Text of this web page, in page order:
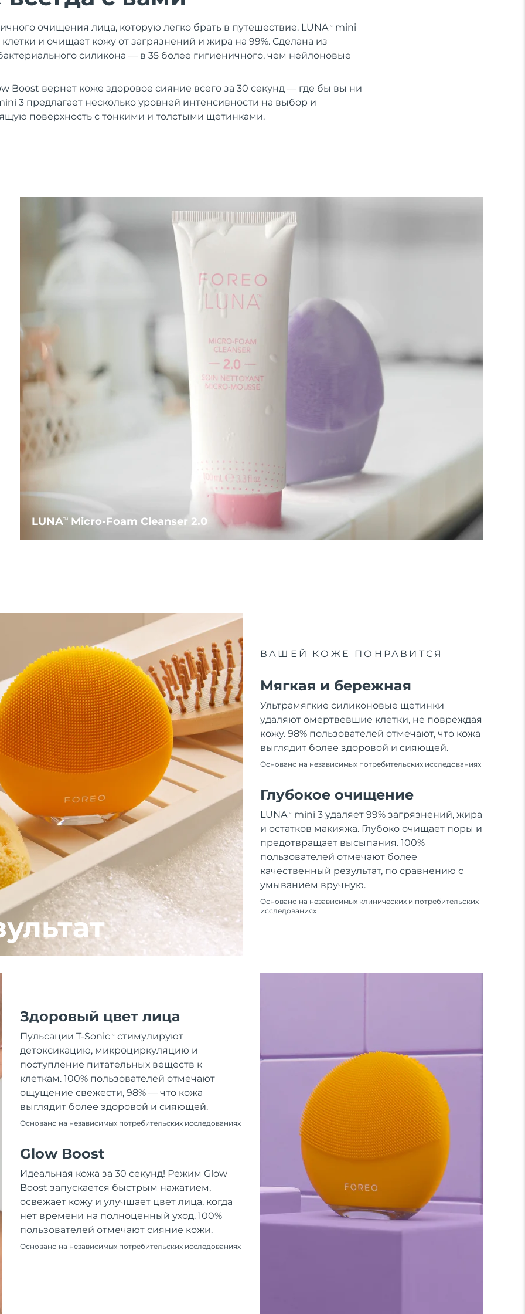
очищения лица, которую легко брать в путешествие. LUNATM
mini
и очищает кожу от загрязнений и жира на 99%. Сделана из
силикона — в 35 более гигиеничного, чем нейлоновые
Boost вернет коже здоровое сияние всего за 30 секунд — где бы вы ни
3 предлагает несколько уровней интенсивности на выбор и
поверхность с тонкими и толстыми щетинками.
LUNATMMicro-Foam Cleanser 2.0
ВАШЕЙ КОЖЕ ПОНРАВИТСЯ
Мягкая и бережная
Ультрамягкие силиконовые щетинки
удаляют омертвевшие клетки, не повреждая
кожу. 98% пользователей отмечают, что кожа
выглядит более здоровой и сияющей.
Основано на независимых потребительских исследованиях
Глубокое очищение
LUNATM
mini 3 удаляет 99% загрязнений, жира
и остатков макияжа. Глубоко очищает поры и
предотвращает высыпания. 100%
пользователей отмечают более
качественный результат, по сравнению с
умыванием вручную.
Основано на независимых клинических и потребительских
исследованиях
Здоровый цвет лица
Пульсации T-SonicTM
стимулируют
детоксикацию, микроциркуляцию и
поступление питательных веществ к
клеткам. 100% пользователей отмечают
ощущение свежести, 98% — что кожа
выглядит более здоровой и сияющей.
Основано на независимых потребительских исследованиях
Glow Boost
Идеальная кожа за 30 секунд! Режим Glow
Boost запускается быстрым нажатием,
освежает кожу и улучшает цвет лица, когда
нет времени на полноценный уход. 100%
пользователей отмечают сияние кожи.
Основано на независимых потребительских исследованиях